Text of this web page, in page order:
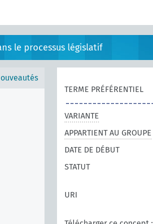
le processus législatif
TERME PRÉFÉRENTIEL
VARIANTE
APPARTIENT AU GROUPE
DATE DE DÉBUT
STATUT
URI